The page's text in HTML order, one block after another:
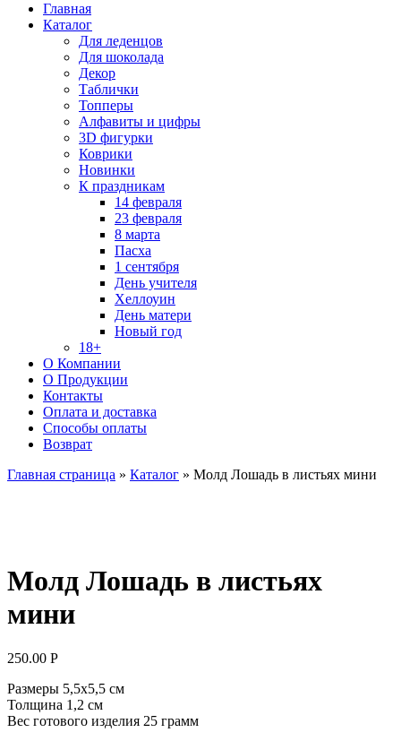
Главная
Каталог
Для леденцов
Для шоколада
Декор
Таблички
Топперы
Алфавиты и цифры
3D фигурки
Коврики
Новинки
К праздникам
14 февраля
23 февраля
8 марта
Пасха
1 сентября
День учителя
Хеллоуин
День матери
Новый год
18+
О Компании
О Продукции
Контакты
Оплата и доставка
Способы оплаты
Возврат
Главная страница » Каталог » Молд Лошадь в листьях мини
Молд Лошадь в листьях
мини
250.00 Р
Размеры 5,5х5,5 см
Толщина 1,2 см
Вес готового изделия 25 грамм